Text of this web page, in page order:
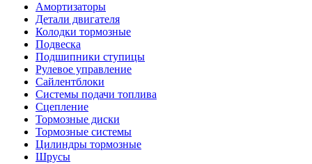
Амортизаторы
Детали двигателя
Колодки тормозные
Подвеска
Подшипники ступицы
Рулевое управление
Сайлентблоки
Системы подачи топлива
Сцепление
Тормозные диски
Тормозные системы
Цилиндры тормозные
Шрусы